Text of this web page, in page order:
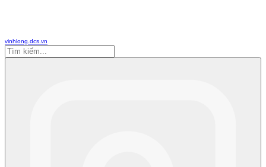
vinhlong.dcs.vn